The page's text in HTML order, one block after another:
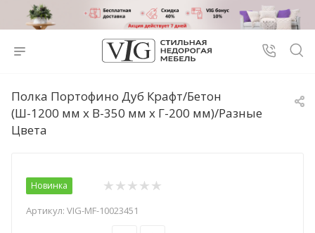
Полка Портофино Дуб Крафт/Бетон
(Ш-1200 мм x В-350 мм x Г-200 мм)/Разные
Цвета
Новинка
Артикул: VIG-MF-10023451